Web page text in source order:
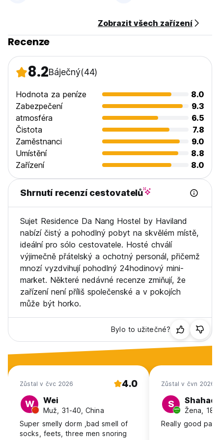
Zobrazit všech zařízení
Recenze
8.2Báječný(44)
Hodnota za peníze
8.0
Zabezpečení
9.3
atmosféra
6.5
Čistota
7.8
Zaměstnanci
9.0
Umístění
8.8
Zařízení
8.0
Shrnutí recenzí cestovatelů
Sujet Residence Da Nang Hostel by Haviland
nabízí čistý a pohodlný pobyt na skvělém místě,
ideální pro sólo cestovatele. Hosté chválí
výjimečně přátelský a ochotný personál, přičemž
mnozí vyzdvihují pohodlný 24hodinový mini-
market. Některé nedávné recenze zmiňují, že
zařízení není příliš společenské a v pokojích
může být horko.
Bylo to užitečné?
Zůstal v čvc 2026 4.0
W Wei
Muž, 31-40, China
Super smelly dorm ,bad smell of
socks, feets, three men snoring
Zůstal v čvn 2026
S Shahad
Žena, 18-
Really good